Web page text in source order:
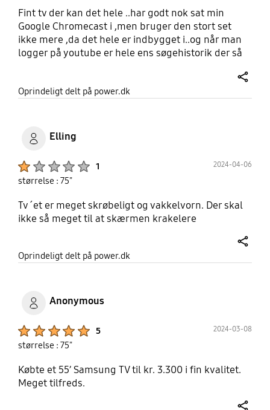
Fint tv der kan det hele ..har godt nok sat min
Google Chromecast i ,men bruger den stort set
ikke mere ,da det hele er indbygget i..og når man
logger på youtube er hele ens søgehistorik der så
Oprindeligt delt på power.dk
Elling
1 2024-04-06
størrelse : 75"
Tv´et er meget skrøbeligt og vakkelvorn. Der skal
ikke så meget til at skærmen krakelere
Oprindeligt delt på power.dk
Anonymous
5 2024-03-08
størrelse : 75"
Købte et 55’ Samsung TV til kr. 3.300 i fin kvalitet.
Meget tilfreds.